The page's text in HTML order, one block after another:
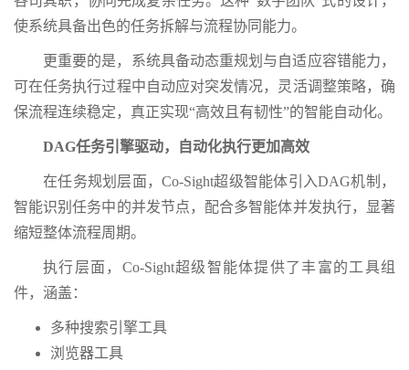
使系统具备出色的任务拆解与流程协同能力。
更重要的是，系统具备动态重规划与自适应容错能力，
可在任务执行过程中自动应对突发情况，灵活调整策略，确
保流程连续稳定，真正实现“高效且有韧性”的智能自动化。
DAG任务引擎驱动，自动化执行更加高效
在任务规划层面，Co-Sight超级智能体引入DAG机制，
智能识别任务中的并发节点，配合多智能体并发执行，显著
缩短整体流程周期。
执行层面，Co-Sight超级智能体提供了丰富的工具组
件，涵盖：
多种搜索引擎工具
浏览器工具